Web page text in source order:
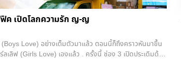
รที่ออกฤทธิ์เป็นอันตรายหรือไม่? อย่างไร? แต่ในทางตรงกัน
ประโยชน์ ทั้งยังอ้างว่ารายงานของ FDA นั้นมาจากผู้
อมอย่างปลอดภัย ได้พึ่งพาสรรพคุณ “พลังใบ” อย่างถูกหลัก
อมที่มาแบ่งปันประสบการณ์ไว้ในหน้าเว็บของ American
ค เปิดโลกความรัก ญ-ญ
Love) อย่างเต็มตัวมาแล้ว ตอนนี้ก็ถึงคราวหันมาขึ้น
เลิฟ (Girls Love) เองแล้ว . ครั้งนี้ ช่อง 3 เปิดประเดิมด้วย